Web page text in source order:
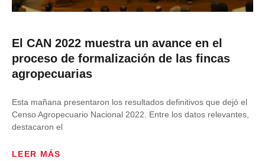
El CAN 2022 muestra un avance en el
proceso de formalización de las fincas
agropecuarias
Esta mañana presentaron los resultados definitivos que dejó el
Censo Agropecuario Nacional 2022. Entre los datos relevantes,
destacaron el
LEER MÁS